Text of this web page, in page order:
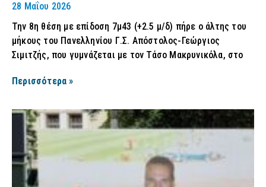
28 Μαΐου 2026
Την 8η θέση με επίδοση 7μ43 (+2.5 μ/δ) πήρε ο άλτης του
μήκους του Πανελληνίου Γ.Σ. Απόστολος-Γεώργιος
Σιμιτζής, που γυμνάζεται με τον Τάσο Μακρυνικόλα, στο
Περισσότερα »